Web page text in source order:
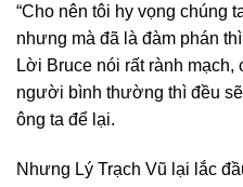
“Cho nên tôi hy vọng chúng
nhưng mà đã là đàm phán
Lời Bruce nói rất rành mạch,
người bình thường thì đều
ông ta để lại.
Nhưng Lý Trạch Vũ lại lắc